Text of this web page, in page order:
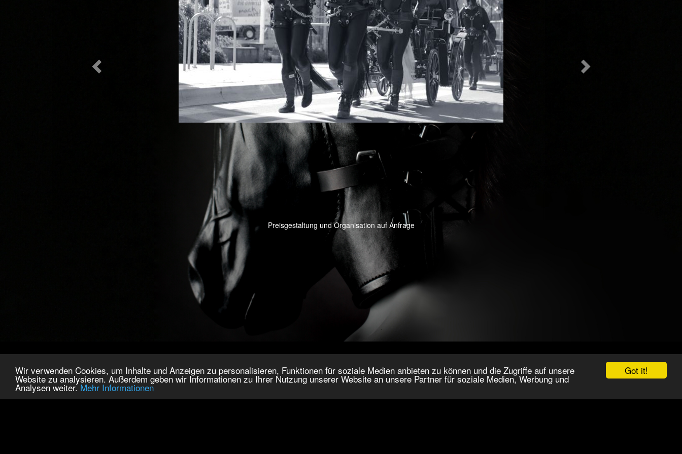
Got it!
Wir verwenden Cookies, um Inhalte und Anzeigen zu personalisieren, Funktionen für soziale Medien anbieten zu können und die Zugriffe auf unsere
Website zu analysieren. Außerdem geben wir Informationen zu Ihrer Nutzung unserer Website an unsere Partner für soziale Medien, Werbung und
Analysen weiter. Mehr Informationen
Preisgestaltung und Organisation auf Anfrage